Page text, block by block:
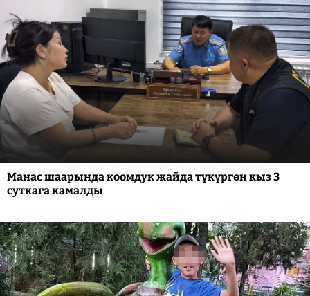
Манас шаарында коомдук жайда түкүргөн кыз 3
суткага камалды